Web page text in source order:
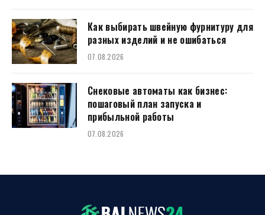
Как выбирать швейную фурнитуру для
разных изделий и не ошибаться
07.08.2026
Снековые автоматы как бизнес:
пошаговый план запуска и
прибыльной работы
07.08.2026